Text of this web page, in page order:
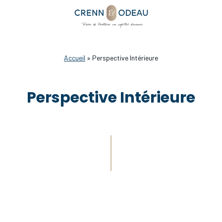
Accueil » Perspective Intérieure
Perspective Intérieure